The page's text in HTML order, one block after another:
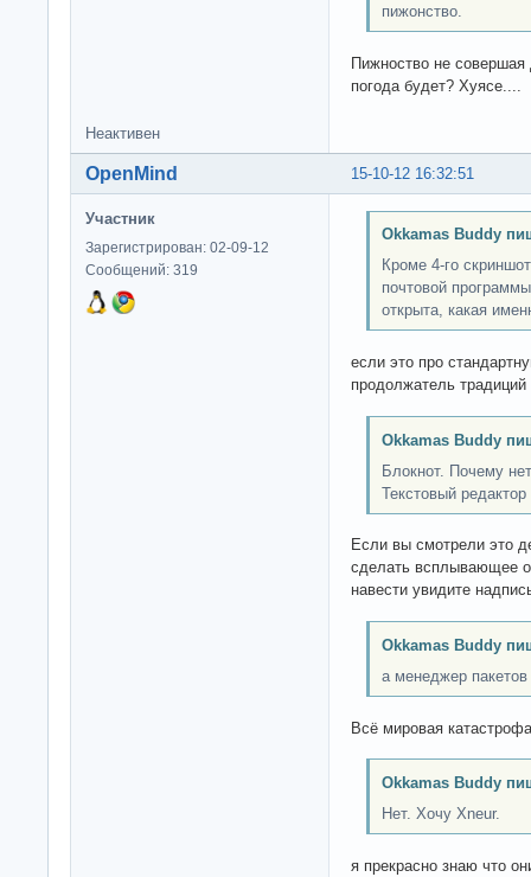
пижонство.
Пижноство не совершая
погода будет? Хуясе....
Неактивен
15-10-12 16:32:51
OpenMind
Участник
Зарегистрирован: 02-09-12
Сообщений: 319
Okkamas Buddy
Кроме 4-го
почтовой
открыта, какая
если это про
продолжатель
Okkamas Buddy
Блокнот. Почему
Текстовый
Если вы смотрели это
сделать всплывающее
навести увидите
Okkamas Buddy
а менеджер
Всё мировая
Okkamas Buddy
Нет. Хочу Xneur.
я прекрасно знаю что